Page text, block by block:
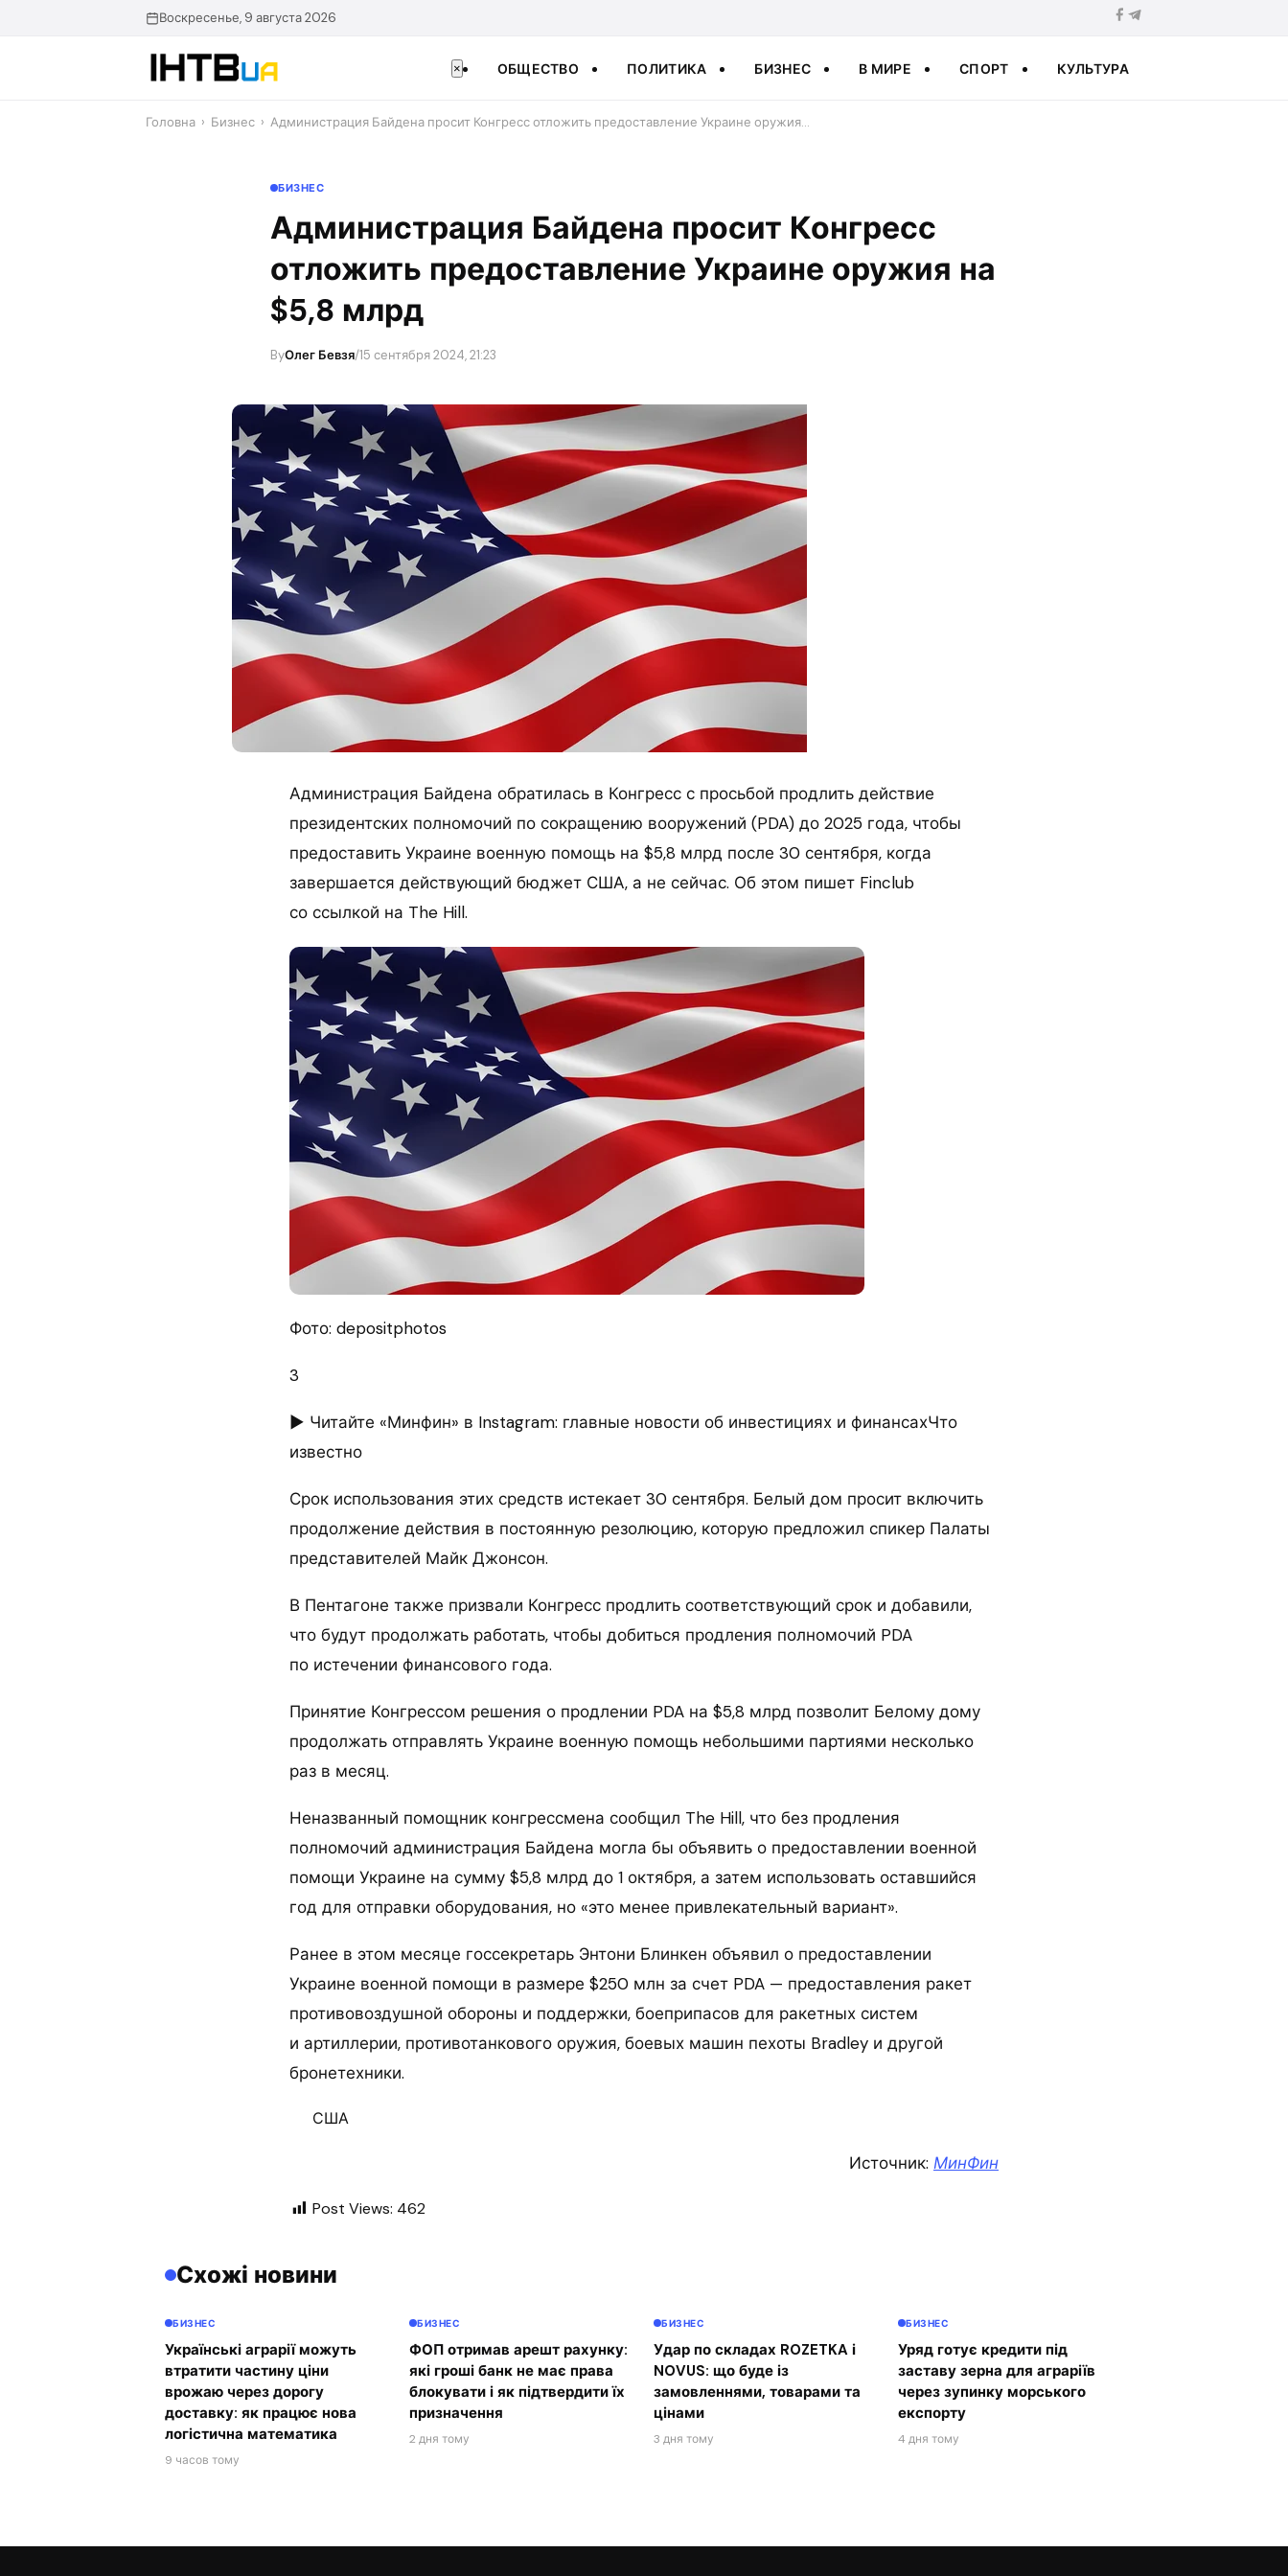
Воскресенье, 9 августа 2026
× ОБЩЕСТВО ПОЛИТИКА БИЗНЕС В МИРЕ СПОРТ КУЛЬТУРА
Головна › Бизнес › Администрация Байдена просит Конгресс отложить предоставление Украине оружия…
БИЗНЕС
Администрация Байдена просит Конгресс
отложить предоставление Украине оружия на
$5,8 млрд
ByОлег Бевзя/15 сентября 2024, 21:23
Администрация Байдена обратилась в Конгресс с просьбой продлить действие
президентских полномочий по сокращению вооружений (PDA) до 2025 года, чтобы
предоставить Украине военную помощь на $5,8 млрд после 30 сентября, когда
завершается действующий бюджет США, а не сейчас. Об этом пишет Finclub
со ссылкой на The Hill.
Фото: depositphotos
3
► Читайте «Минфин» в Instagram: главные новости об инвестициях и финансахЧто
известно
Срок использования этих средств истекает 30 сентября. Белый дом просит включить
продолжение действия в постоянную резолюцию, которую предложил спикер Палаты
представителей Майк Джонсон.
В Пентагоне также призвали Конгресс продлить соответствующий срок и добавили,
что будут продолжать работать, чтобы добиться продления полномочий PDA
по истечении финансового года.
Принятие Конгрессом решения о продлении PDA на $5,8 млрд позволит Белому дому
продолжать отправлять Украине военную помощь небольшими партиями несколько
раз в месяц.
Неназванный помощник конгрессмена сообщил The Hill, что без продления
полномочий администрация Байдена могла бы объявить о предоставлении военной
помощи Украине на сумму $5,8 млрд до 1 октября, а затем использовать оставшийся
год для отправки оборудования, но «это менее привлекательный вариант».
Ранее в этом месяце госсекретарь Энтони Блинкен объявил о предоставлении
Украине военной помощи в размере $250 млн за счет PDA — предоставления ракет
противовоздушной обороны и поддержки, боеприпасов для ракетных систем
и артиллерии, противотанкового оружия, боевых машин пехоты Bradley и другой
бронетехники.
США
Источник: МинФин
Post Views: 462
Схожі новини
БИЗНЕС
Українські аграрії можуть
втратити частину ціни
врожаю через дорогу
доставку: як працює нова
логістична математика
9 часов тому
БИЗНЕС
ФОП отримав арешт рахунку:
які гроші банк не має права
блокувати і як підтвердити їх
призначення
2 дня тому
БИЗНЕС
Удар по складах ROZETKA і
NOVUS: що буде із
замовленнями, товарами та
цінами
3 дня тому
БИЗНЕС
Уряд готує кредити під
заставу зерна для аграріїв
через зупинку морського
експорту
4 дня тому